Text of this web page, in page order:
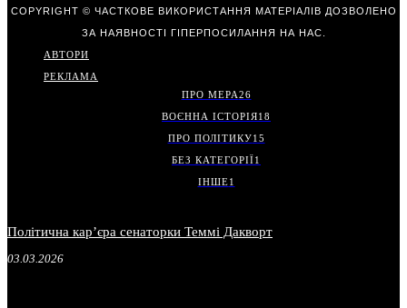
COPYRIGHT © ЧАСТКОВЕ ВИКОРИСТАННЯ МАТЕРІАЛІВ ДОЗВОЛЕНО
ЗА НАЯВНОСТІ ГІПЕРПОСИЛАННЯ НА НАС.
АВТОРИ
РЕКЛАМА
ПРО МЕРА26
ВОЄННА ІСТОРІЯ18
ПРО ПОЛІТИКУ15
БЕЗ КАТЕГОРІЇ1
ІНШЕ1
Політична карʼєра сенаторки Теммі Дакворт
03.03.2026